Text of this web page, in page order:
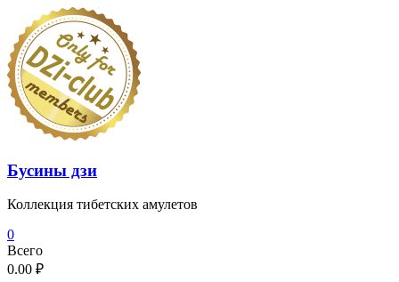
Перейти
содержимому
Бусины дзи
Коллекция тибетских амулетов
0
Всего
0.00 ₽